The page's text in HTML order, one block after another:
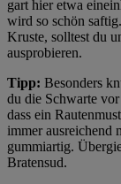
gart hier etwa
wird so schön
Kruste, solltest du
ausprobieren.
Tipp: Besonders
du die Schwarte
dass ein
immer ausreichend
gummiartig.
Bratensud.